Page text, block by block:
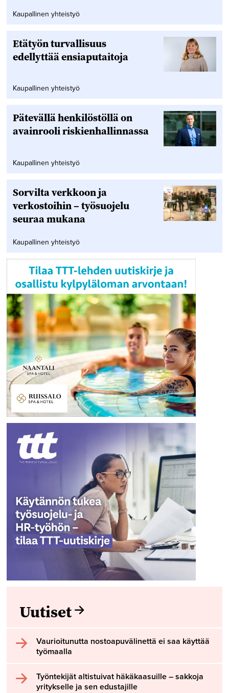
Kaupallinen yhteistyö
Etätyön turvallisuus
edellyttää ensiaputaitoja
Kaupallinen yhteistyö
Pätevällä henkilöstöllä on
avainrooli riskienhallinnassa
Kaupallinen yhteistyö
Sorvilta verkkoon ja
verkostoihin – työsuojelu
seuraa mukana
Kaupallinen yhteistyö
Uutiset
Vaurioitunutta nostoapuvälinettä ei saa käyttää
työmaalla
Työntekijät altistuivat häkäkaasuille – sakkoja
yritykselle ja sen edustajille